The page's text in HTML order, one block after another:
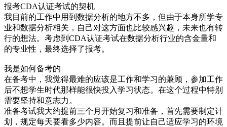
报考CDA认证考试的契机
我目前的工作中用到数据分析的地方不多，但由于本身所学专
业和数据分析相关，自己对这方面也比较感兴趣，未来也有转
行的想法。考虑到CDA认证考试在数据分析行业的含金量和
的专业性，最终选择了报考。
我是如何备考的
在备考中，我觉得最难的应该是工作和学习的兼顾，参加工作
后不想学生时代那样能很快投入学习状态。在这个过程中特别
需要坚持和意志力。
准备考试我大约提前三个月开始复习和准备，首先需要制定计
划，规定每天要看多少内容。而且提前让自己适应学习的环境